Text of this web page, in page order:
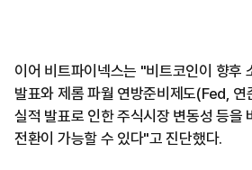
이어 비트파이넥스는 "비트코인이 향후
발표와 제롬 파월 연방준비제도(Fed, 연
실적 발표로 인한 주식시장 변동성 등을
전환이 가능할 수 있다"고 진단했다.